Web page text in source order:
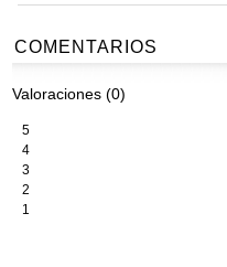
COMENTARIOS
Valoraciones (0)
5
4
3
2
1